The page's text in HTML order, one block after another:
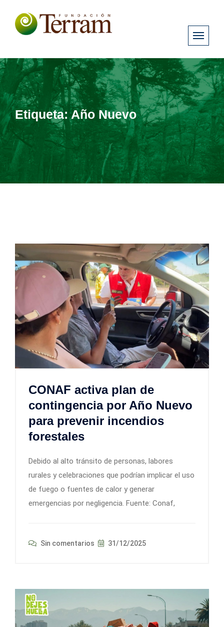
Etiqueta:Año Nuevo
CONAF activa plan de
contingencia por Año Nuevo
para prevenir incendios
forestales
Debido al alto tránsito de personas, labores
rurales y celebraciones que podrían implicar el uso
de fuego o fuentes de calor y generar
emergencias por negligencia. Fuente: Conaf,
Sin comentarios 31/12/2025